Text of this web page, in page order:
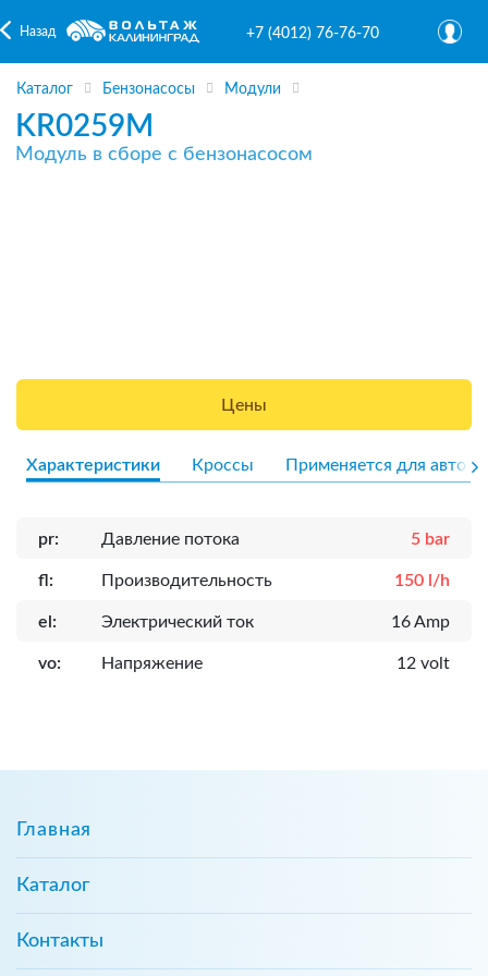
Назад +7 (4012) 76-76-70
Каталог Бензонасосы Модули
KR0259M
Модуль в сборе с бензонасосом
Цены
Характеристики Кроссы Применяется для авто
pr: Давление потока 5 bar
fl: Производительность 150 l/h
el: Электрический ток 16 Amp
vo: Напряжение 12 volt
Главная
Каталог
Контакты